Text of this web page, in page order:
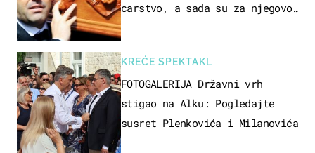
carstvo, a sada su za njegovo
KREĆE SPEKTAKL
FOTOGALERIJA Državni vrh
stigao na Alku: Pogledajte
susret Plenkovića i Milanovića